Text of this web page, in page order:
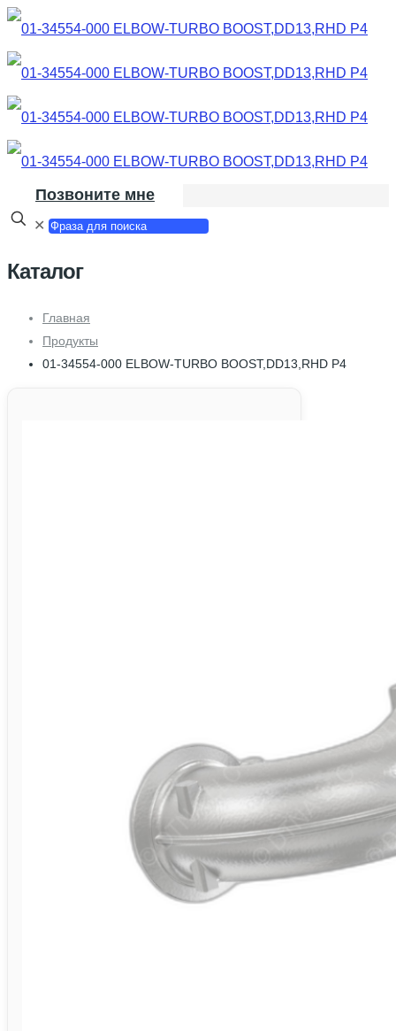
Позвоните мне
✕
Каталог
Главная
Продукты
01-34554-000 ELBOW-TURBO BOOST,DD13,RHD P4